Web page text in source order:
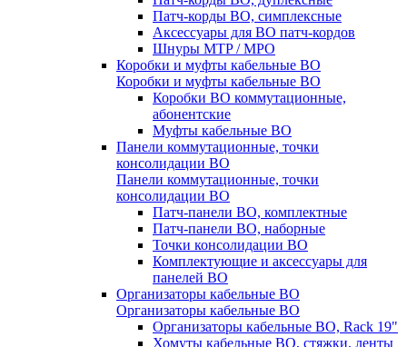
Патч-корды ВО, симплексные
Аксессуары для ВО патч-кордов
Шнуры MTP / MPO
Коробки и муфты кабельные ВО
Коробки и муфты кабельные ВО
Коробки ВО коммутационные,
абонентские
Муфты кабельные ВО
Панели коммутационные, точки
консолидации ВО
Панели коммутационные, точки
консолидации ВО
Патч-панели ВО, комплектные
Патч-панели ВО, наборные
Точки консолидации ВО
Комплектующие и аксессуары для
панелей ВО
Организаторы кабельные ВО
Организаторы кабельные ВО
Организаторы кабельные ВО, Rack 19"
Хомуты кабельные ВО, стяжки, ленты